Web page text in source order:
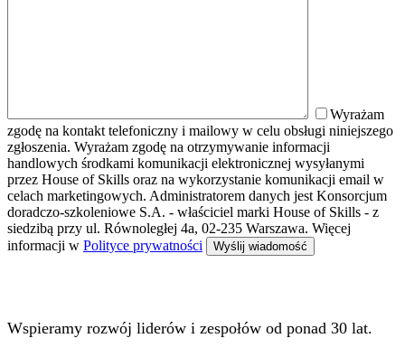
Wyrażam
zgodę na kontakt telefoniczny i mailowy w celu obsługi niniejszego
zgłoszenia. Wyrażam zgodę na otrzymywanie informacji
handlowych środkami komunikacji elektronicznej wysyłanymi
przez House of Skills oraz na wykorzystanie komunikacji email w
celach marketingowych. Administratorem danych jest Konsorcjum
doradczo-szkoleniowe S.A. - właściciel marki House of Skills - z
siedzibą przy ul. Równoległej 4a, 02-235 Warszawa. Więcej
informacji w Polityce prywatności
Wspieramy rozwój liderów i zespołów od ponad 30 lat.